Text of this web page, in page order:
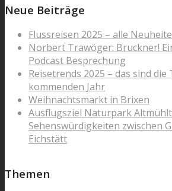
Neue Beiträge
Flussreisen 2025 – alle
Norbert Trawöger: Bruckner!
Podcast Besprechung
Reisetrends 2025 – das sind die
kommenden Jahr
Weihnachtsmarkt in Brixen
Ausflugsziel Naturpark
Sehenswürdigkeiten zwischen
Eichstätt
Themen